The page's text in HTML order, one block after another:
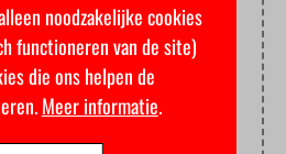
noodzakelijke cookies
functioneren van de site)
die ons helpen de
Meer informatie.